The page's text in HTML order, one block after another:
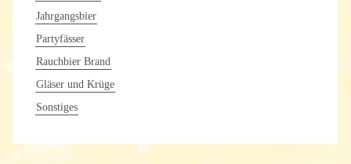
Jahrgangsbier
Partyfässer
Rauchbier Brand
Gläser und Krüge
Sonstiges